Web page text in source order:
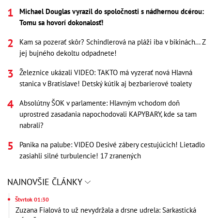
Michael Douglas vyrazil do spoločnosti s nádhernou dcérou:
Tomu sa hovorí dokonalosť!
Kam sa pozerať skôr? Schindlerová na pláži iba v bikinách... Z
jej bujného dekoltu odpadnete!
Železnice ukázali VIDEO: TAKTO má vyzerať nová Hlavná
stanica v Bratislave! Detský kútik aj bezbarierové toalety
Absolútny ŠOK v parlamente: Hlavným vchodom doň
uprostred zasadania napochodovali KAPYBARY, kde sa tam
nabrali?
Panika na palube: VIDEO Desivé zábery cestujúcich! Lietadlo
zasiahli silné turbulencie! 17 zranených
NAJNOVŠIE ČLÁNKY
Štvrtok 01:30
Zuzana Fialová to už nevydržala a drsne udrela: Sarkastická